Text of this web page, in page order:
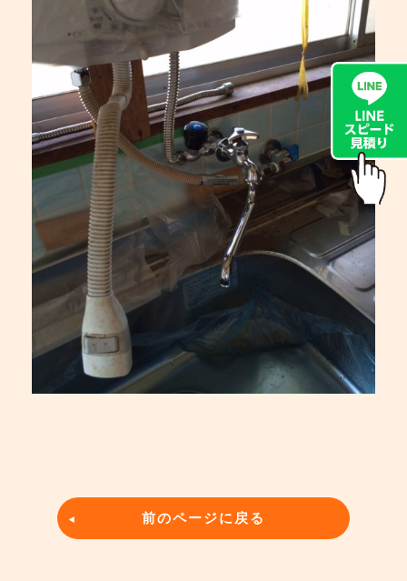
前のページに戻る